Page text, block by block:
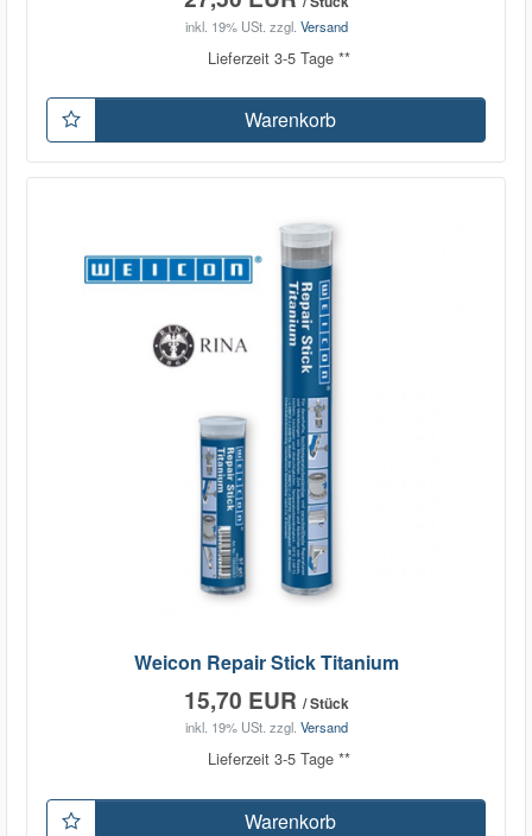
inkl. 19% USt. zzgl. Versand
Lieferzeit 3-5 Tage **
Warenkorb
Weicon Repair Stick Titanium
15,70 EUR / Stück
inkl. 19% USt. zzgl. Versand
Lieferzeit 3-5 Tage **
Warenkorb